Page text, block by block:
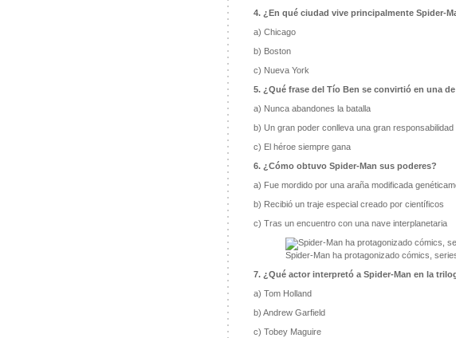
4. ¿En qué ciudad vive principalmente Spider-
a) Chicago
b) Boston
c) Nueva York
5. ¿Qué frase del Tío Ben se convirtió en una
a) Nunca abandones la batalla
b) Un gran poder conlleva una gran responsabilidad
c) El héroe siempre gana
6. ¿Cómo obtuvo Spider-Man sus poderes?
a) Fue mordido por una araña modificada
b) Recibió un traje especial creado por científicos
c) Tras un encuentro con una nave interplanetaria
Spider-Man ha protagonizado cómics,
7. ¿Qué actor interpretó a Spider-Man en la
a) Tom Holland
b) Andrew Garfield
c) Tobey Maguire